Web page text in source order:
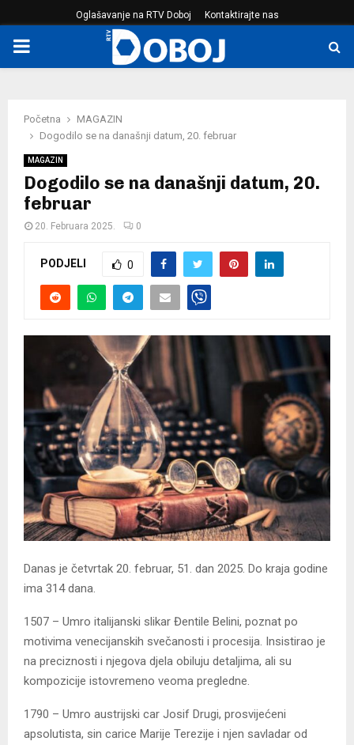
Oglašavanje na RTV Doboj Kontaktirajte nas
PRIMARY
Početna
MAGAZIN
Dogodilo se na današnji datum, 20. februar
MAGAZIN
Dogodilo se na današnji datum, 20.
februar
20. Februara 2025. 0
PODJELI 0
Danas je četvrtak 20. februar, 51. dan 2025. Do kraja godine
ima 314 dana.
1507 – Umro italijanski slikar Đentile Belini, poznat po
motivima venecijanskih svečanosti i procesija. Insistirao je
na preciznosti i njegova djela obiluju detaljima, ali su
kompozicije istovremeno veoma pregledne.
1790 – Umro austrijski car Josif Drugi, prosvijećeni
apsolutista, sin carice Marije Terezije i njen savladar od